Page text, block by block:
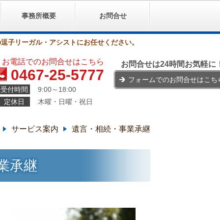
事務所概要 お問合せ
子リーガル・アシストにお任せください。
お電話でのお問合せはこちら
0467-25-5777
受付時間
9:00～18:00
定休日
木曜・日曜・祝日
お問合せは24時間お気軽に
フォームでのお問合せはこち
サービス案内 遺言・相続・事業承継
承継